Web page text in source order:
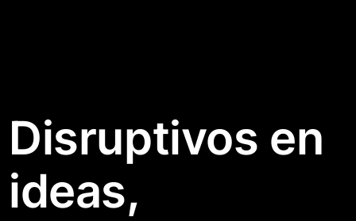
Disruptivos en
ideas,